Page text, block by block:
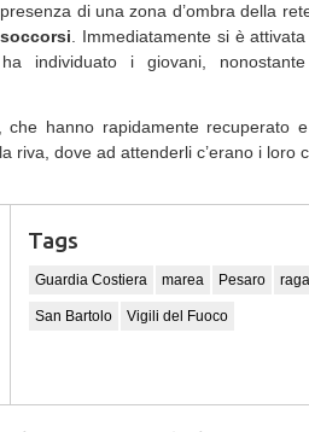
di una zona d’ombra della
. Immediatamente si è
individuato i giovani,
, che hanno rapidamente recuperato
riva, dove ad attenderli c’erano i loro
Tags
Guardia Costiera marea Pesaro
San Bartolo Vigili del Fuoco